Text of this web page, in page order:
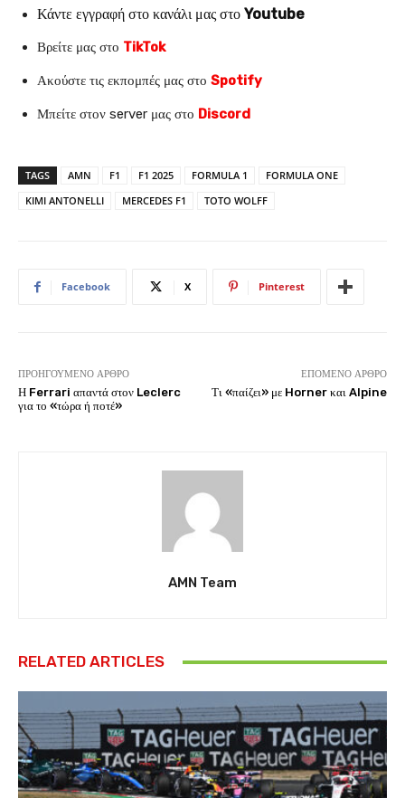
Κάντε εγγραφή στο κανάλι μας στο Youtube
Βρείτε μας στο TikTok
Ακούστε τις εκπομπές μας στο Spotify
Μπείτε στον server μας στο Discord
TAGS AMN F1 F1 2025 FORMULA 1
FORMULA ONE
KIMI ANTONELLI
MERCEDES F1 TOTO WOLFF
Facebook X Pinterest
ΠΡΟΗΓΟΎΜΕΝΟ ΆΡΘΡΟ
Η Ferrari απαντά στον Leclerc
για το «τώρα ή ποτέ»
ΕΠΌΜΕΝΟ ΆΡΘΡΟ
Τι «παίζει» με Horner και Alpine
AMN Team
RELATED ARTICLES